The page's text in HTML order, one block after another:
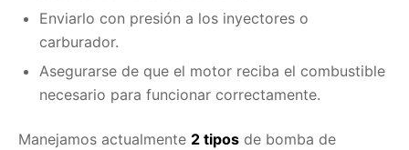
Enviarlo con presión a los inyectores o
carburador.
Asegurarse de que el motor reciba el combustible
necesario para funcionar correctamente.
Manejamos actualmente 2 tipos de bomba de